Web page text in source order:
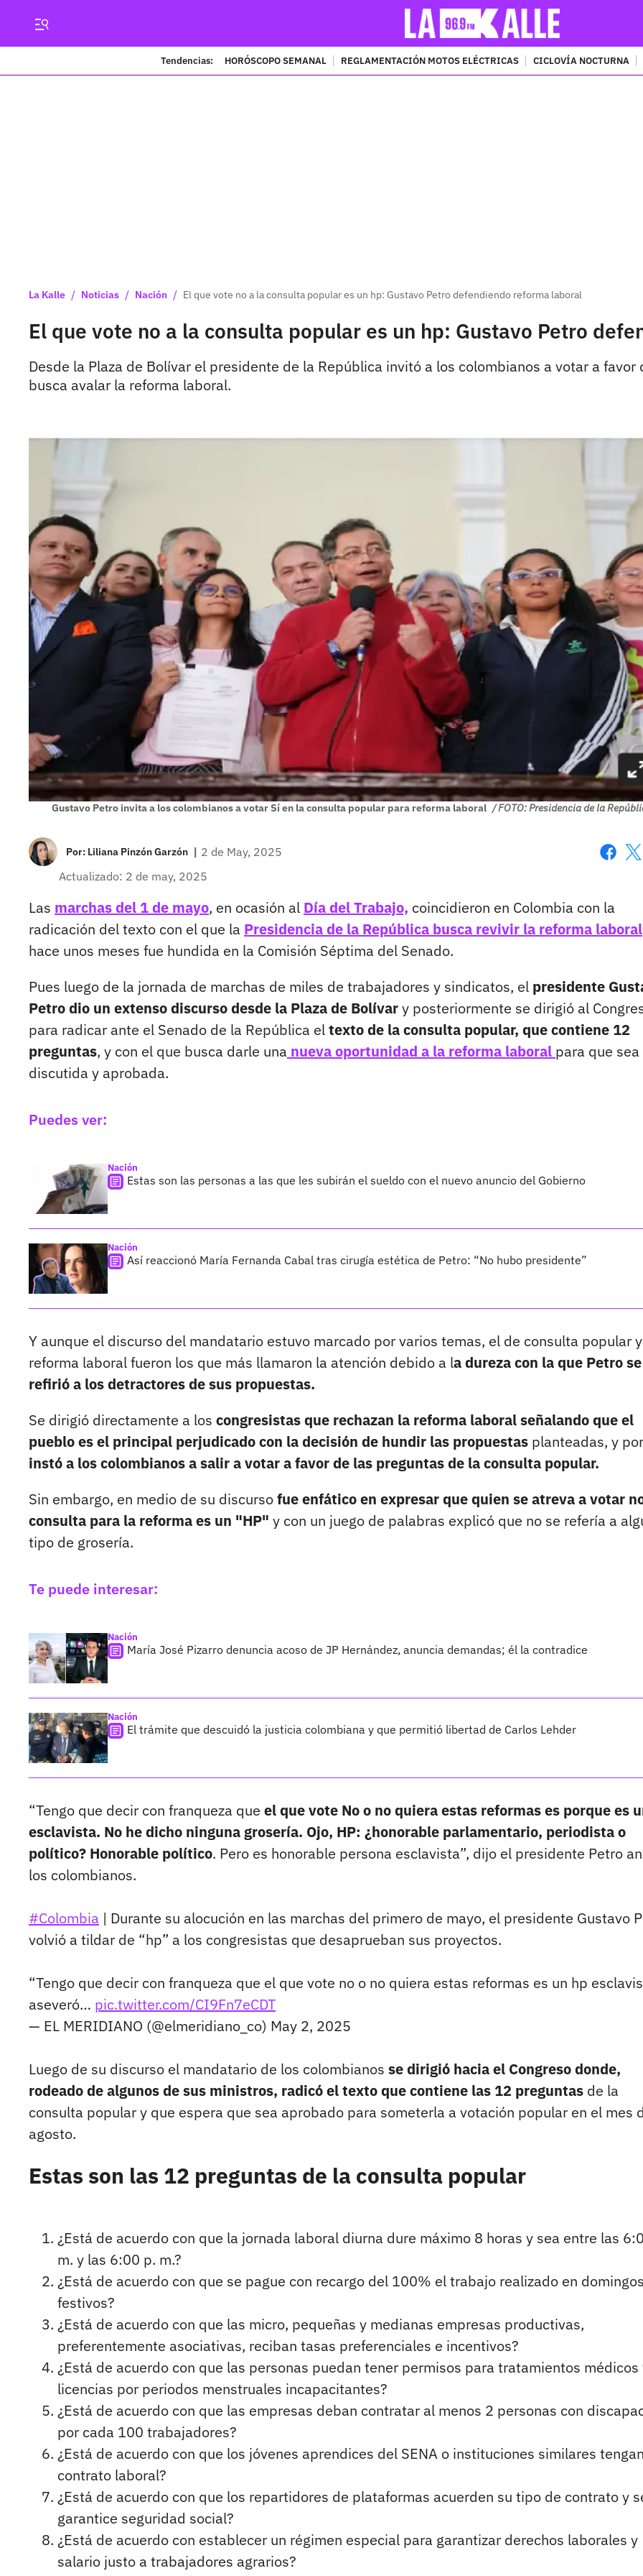
Tendencias: HORÓSCOPO SEMANAL REGLAMENTACIÓN MOTOS ELÉCTRICAS CICLOVÍA NOCTURNA
La Kalle / Noticias / Nación / El que vote no a la consulta popular es un hp: Gustavo Petro defendiendo reforma laboral
El que vote no a la consulta popular es un hp: Gustavo Petro
Desde la Plaza de Bolívar el presidente de la República invitó a los colombianos a votar a
busca avalar la reforma laboral.
Gustavo Petro invita a los colombianos a votar Sí en la consulta popular para reforma laboral / FOTO: Presidencia de la
Por: Liliana Pinzón Garzón | 2 de May, 2025
Actualizado: 2 de may, 2025
Las marchas del 1 de mayo, en ocasión al Día del Trabajo, coincidieron en Colombia con la
radicación del texto con el que la Presidencia de la República busca revivir la reforma laboral
hace unos meses fue hundida en la Comisión Séptima del Senado.
Pues luego de la jornada de marchas de miles de trabajadores y sindicatos, el presidente
Petro dio un extenso discurso desde la Plaza de Bolívary posteriormente se dirigió al
para radicar ante el Senado de la República eltexto de la consulta popular, que contiene 12
preguntas, y con el que busca darle una nueva oportunidad a la reforma laboral para que sea
discutida y aprobada.
Puedes ver:
Nación
Estas son las personas a las que les subirán el sueldo con el nuevo anuncio del Gobierno
Nación
Así reaccionó María Fernanda Cabal tras cirugía estética de Petro: “No hubo presidente”
Y aunque el discurso del mandatario estuvo marcado por varios temas, el de consulta popular y
reforma laboral fueron los que más llamaron la atención debido a la dureza con la que Petro se
refirió a los detractores de sus propuestas.
Se dirigió directamente a los congresistas que rechazan la reforma laboral señalando que el
pueblo es el principal perjudicado con la decisión de hundir las propuestas planteadas, y
instó a los colombianos a salir a votar a favor de las preguntas de la consulta popular.
Sin embargo, en medio de su discursofue enfático en expresar que quien se atreva a votar
consulta para la reforma es un "HP" y con un juego de palabras explicó que no se refería a
tipo de grosería.
Te puede interesar:
Nación
María José Pizarro denuncia acoso de JP Hernández, anuncia demandas; él la contradice
Nación
El trámite que descuidó la justicia colombiana y que permitió libertad de Carlos Lehder
“Tengo que decir con franqueza que el que vote No o no quiera estas reformas es porque es
esclavista. No he dicho ninguna grosería. Ojo, HP: ¿honorable parlamentario, periodista o
político? Honorable político. Pero es honorable persona esclavista”, dijo el presidente Petro
los colombianos.
#Colombia | Durante su alocución en las marchas del primero de mayo, el presidente Gustavo
volvió a tildar de “hp” a los congresistas que desaprueban sus proyectos.
“Tengo que decir con franqueza que el que vote no o no quiera estas reformas es un hp
aseveró… pic.twitter.com/CI9Fn7eCDT
— EL MERIDIANO (@elmeridiano_co) May 2, 2025
Luego de su discurso el mandatario de los colombianos se dirigió hacia el Congreso donde,
rodeado de algunos de sus ministros, radicó el texto que contiene las 12 preguntas de la
consulta popular y que espera que sea aprobado para someterla a votación popular en el mes
agosto.
Estas son las 12 preguntas de la consulta popular
¿Está de acuerdo con que la jornada laboral diurna dure máximo 8 horas y sea entre las
m. y las 6:00 p. m.?
¿Está de acuerdo con que se pague con recargo del 100% el trabajo realizado en
festivos?
¿Está de acuerdo con que las micro, pequeñas y medianas empresas productivas,
preferentemente asociativas, reciban tasas preferenciales e incentivos?
¿Está de acuerdo con que las personas puedan tener permisos para tratamientos médicos
licencias por periodos menstruales incapacitantes?
¿Está de acuerdo con que las empresas deban contratar al menos 2 personas con
por cada 100 trabajadores?
¿Está de acuerdo con que los jóvenes aprendices del SENA o instituciones similares tengan
contrato laboral?
¿Está de acuerdo con que los repartidores de plataformas acuerden su tipo de contrato y
garantice seguridad social?
¿Está de acuerdo con establecer un régimen especial para garantizar derechos laborales y
salario justo a trabajadores agrarios?